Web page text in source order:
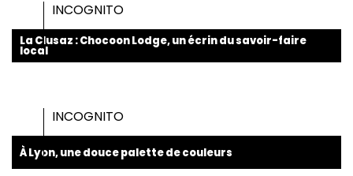
INCOGNITO
La Clusaz : Chocoon Lodge, un écrin du savoir-faire
local
INCOGNITO
À Lyon, une douce palette de couleurs